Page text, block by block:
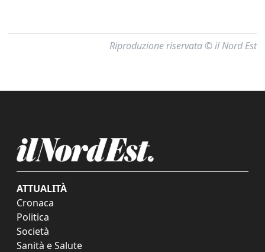
Riproduzione riservata © il Nord Est
ATTUALITÀ
Cronaca
Politica
Società
Sanità e Salute